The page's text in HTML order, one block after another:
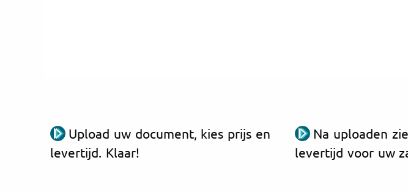
Upload uw document, kies prijs en
levertijd. Klaar!
Na uploaden
levertijd voor uw